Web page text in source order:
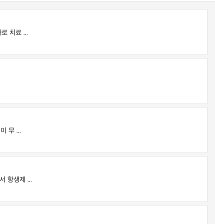
치료 ...
무 ...
항생제 ...